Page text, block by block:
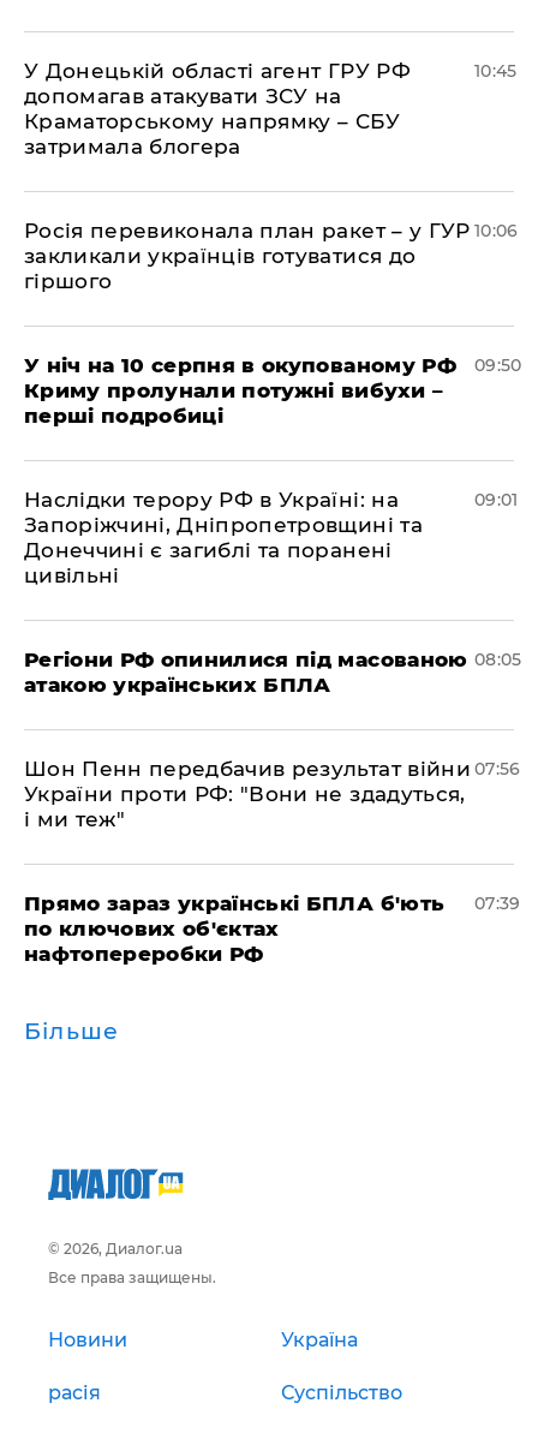
У Донецькій області агент ГРУ РФ
допомагав атакувати ЗСУ на
Краматорському напрямку – СБУ
затримала блогера
10:45
Росія перевиконала план ракет – у ГУР
закликали українців готуватися до
гіршого
10:06
У ніч на 10 серпня в окупованому РФ
Криму пролунали потужні вибухи –
перші подробиці
09:50
Наслідки терору РФ в Україні: на
Запоріжчині, Дніпропетровщині та
Донеччині є загиблі та поранені
цивільні
09:01
Регіони РФ опинилися під масованою
атакою українських БПЛА
08:05
Шон Пенн передбачив результат війни
України проти РФ: "Вони не здадуться,
і ми теж"
07:56
Прямо зараз українські БПЛА б'ють
по ключових об'єктах
нафтопереробки РФ
07:39
Більше
© 2026, Диалог.ua
Все права защищены.
Новини Україна
расія Суспільство